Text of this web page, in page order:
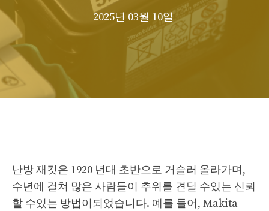
2025년 03월 10일
난방 재킷은 1920 년대 초반으로 거슬러 올라가며,
수년에 걸쳐 많은 사람들이 추위를 견딜 수있는 신뢰
할 수있는 방법이되었습니다. 예를 들어, Makita